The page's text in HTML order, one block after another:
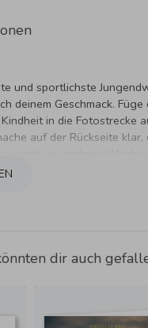
und sportlichste
deinem Geschmack. Füge
in die Fotostrecke
auf der Rückseite klar,
dir auch